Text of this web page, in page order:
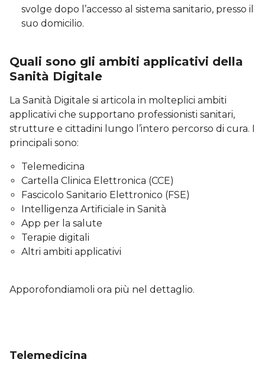
svolge dopo l’accesso al sistema sanitario, presso il
suo domicilio.
Quali sono gli ambiti applicativi della
Sanità Digitale
La Sanità Digitale si articola in molteplici ambiti
applicativi che supportano professionisti sanitari,
strutture e cittadini lungo l’intero percorso di cura. I
principali sono:
Telemedicina
Cartella Clinica Elettronica (CCE)
Fascicolo Sanitario Elettronico (FSE)
Intelligenza Artificiale in Sanità
App per la salute
Terapie digitali
Altri ambiti applicativi
Apporofondiamoli ora più nel dettaglio.
Telemedicina